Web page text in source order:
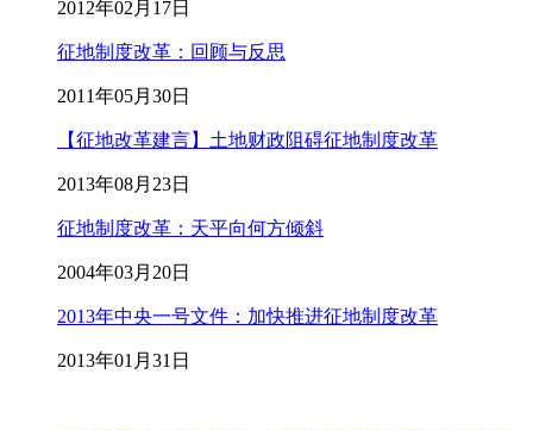
2012年02月17日
征地制度改革：回顾与反思
2011年05月30日
【征地改革建言】土地财政阻碍征地制度改革
2013年08月23日
征地制度改革：天平向何方倾斜
2004年03月20日
2013年中央一号文件：加快推进征地制度改革
2013年01月31日